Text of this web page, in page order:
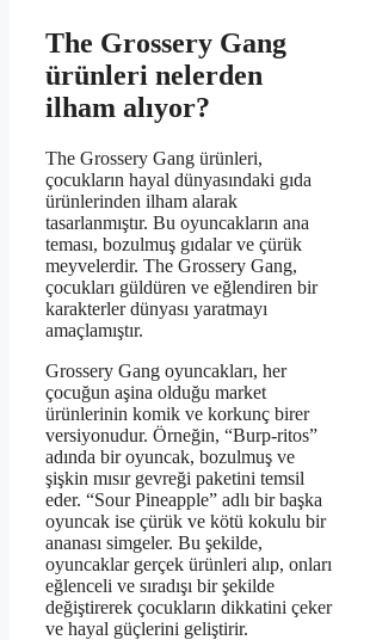
The Grossery Gang
ürünleri nelerden
ilham alıyor?
The Grossery Gang ürünleri,
çocukların hayal dünyasındaki gıda
ürünlerinden ilham alarak
tasarlanmıştır. Bu oyuncakların ana
teması, bozulmuş gıdalar ve çürük
meyvelerdir. The Grossery Gang,
çocukları güldüren ve eğlendiren bir
karakterler dünyası yaratmayı
amaçlamıştır.
Grossery Gang oyuncakları, her
çocuğun aşina olduğu market
ürünlerinin komik ve korkunç birer
versiyonudur. Örneğin, “Burp-ritos”
adında bir oyuncak, bozulmuş ve
şişkin mısır gevreği paketini temsil
eder. “Sour Pineapple” adlı bir başka
oyuncak ise çürük ve kötü kokulu bir
ananası simgeler. Bu şekilde,
oyuncaklar gerçek ürünleri alıp, onları
eğlenceli ve sıradışı bir şekilde
değiştirerek çocukların dikkatini çeker
ve hayal güçlerini geliştirir.